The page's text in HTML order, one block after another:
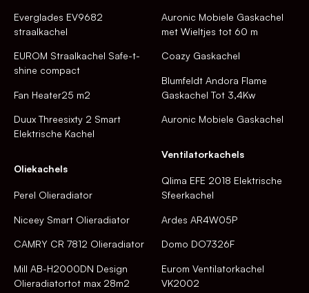
Everglades EV9682
straalkachel
EUROM Straalkachel Safe-t-
shine compact
Fan Heater25 m2
Duux Threesixty 2 Smart
Elektrische Kachel
Oliekachels
Perel Olieradiator
Niceey Smart Olieradiator
CAMRY CR 7812 Olieradiator
Mill AB-H2000DN Design
Olieradiatortot max 28m2
Auronic Mobiele Gaskachel
met Wieltjes tot 60 m
Coazy Gaskachel
Blumfeldt Andora Flame
Gaskachel Tot 3,4Kw
Auronic Mobiele Gaskachel
Ventilatorkachels
Qlima EFE 2018 Elektrische
Sfeerkachel
Ardes AR4W05P
Domo DO7326F
Eurom Ventilatorkachel
VK2002